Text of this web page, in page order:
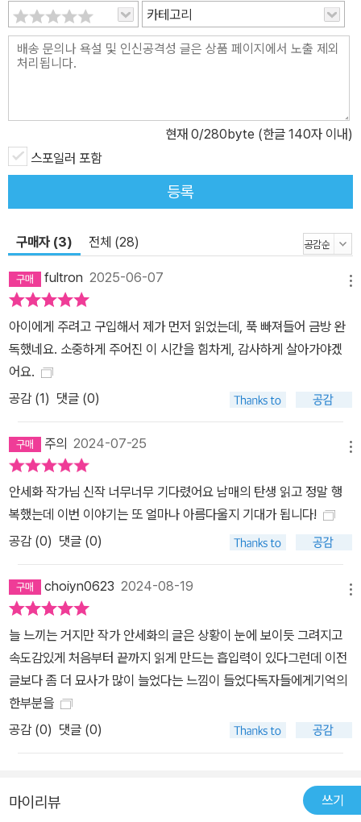
에는 바닷가 마을 배경의 환상적인 타임 슬립 소설을 내놓았다. 시나
리오를 전공한 작가의 작품답게 세심한 상황 묘사와 자연스러운 장면
전환, 그리고 박진감 넘치는 전개가 매력적인 이 소설은, 마치 한 편의
은과 그녀의 단짝 수빈 사이의 애틋한 사연까지, 매력적인 캐릭터가
만들어 내는 케미스트리는 이 소설의 또 다른 재미 요소이다. 작품 속
에는 두 종류의 ‘여행’이 나온다. 하나는 은호와 도희가 소소리로 떠나
는 여행이고, 또 하나는 나은이 꾸는 꿈의 시간 여행이다. 작가는 은호
로 시점 변화를 주어 미스터리한 상황의 전말을 조금씩 풀어 간다. 이
를 따라가다 보면 독자는 어느새 흥미롭게 사건의 퍼즐 조각을 맞추
고 있는 자신을 발견할 수 있을 것이다. “미래는 바뀌어. 살아 있는
한, 바꿀 수 있지.” ‘오늘의 나’를 대하는 자세가 ‘미래의 나’도 바꾼다
청소년기를 사계절 중 하나에 빗대자면, 생기를 가득 머금고 넘치는
에너지를 마구 발산하는 여름이 어울리지 않을까? 하지만 우리 주변
서 해라.”라는 말을 들으며 오늘을 반납한 채 어두운 통로를 지나고
(Carpe Diem, 현재 이 순간에 충실하라).’ 안세화 작가는 스스로를
돌아볼 틈 없이 그들 자신도 확신하지 못하는 미래만을 좇으며 바삐
살아가는 청소년들에게 살아 있는 지금 이 순간을 소중히 여기라는
말을 전하고 싶었다고 말한다. 나아가 지금의 삶을 충실히 돌보고 가
꾼 자만이 미래도 간직할 수 있다는 묵직한 메시지도 함께 일러 준다.
은호와 도희는 마침내 소소리에서 지금까지 몰랐던, 그러나 현재의
그들을 있게 한 진실을 마주하게 되고, 수빈의 옛 친구들과 이웃들을
만나면서 삶에 대한 성찰의 시간을 갖는다. 후회로 얼룩진 과거에 갇
혀 있던 나은도 꿈의 여행을 통해 현실을 직시하고 현재에 발을 단단
히 디디는 법을 배우게 된다. 학업에 치여 지금의 나를 잊은 청소년은
물론, 현실의 무게에 짓눌려 귀한 오늘을 놓치고 있는 독자들에게 순
간의 소중함을 일깨우고 미래로 나아가는 방법을 알려 주는 이 소설
을 강력히 추천한다.
카테고리
현재 0/280byte (한글 140자 이내)
스포일러 포함
등록
구매자 (3) 전체 (28)
fultron 2025-06-07
아이에게 주려고 구입해서 제가 먼저 읽었는데, 푹 빠져들어 금방 완
독했네요. 소중하게 주어진 이 시간을 힘차게, 감사하게 살아가야겠
어요.
공감 (1) 댓글 (0)
주의 2024-07-25
안세화 작가님 신작 너무너무 기다렸어요 남매의 탄생 읽고 정말 행
복했는데 이번 이야기는 또 얼마나 아름다울지 기대가 됩니다!
공감 (0) 댓글 (0)
choiyn0623 2024-08-19
늘 느끼는 거지만 작가 안세화의 글은 상황이 눈에 보이듯 그려지고
속도감있게 처음부터 끝까지 읽게 만드는 흡입력이 있다그런데 이전
글보다 좀 더 묘사가 많이 늘었다는 느낌이 들었다독자들에게기억의
한부분을
공감 (0) 댓글 (0)
마이리뷰 쓰기